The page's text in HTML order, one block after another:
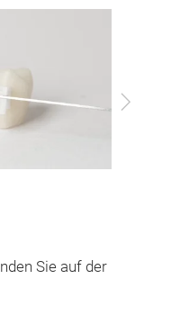
Vor
Sie auf der